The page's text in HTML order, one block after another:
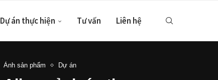
Dự án thực hiện Tư vấn Liên hệ
Ảnh sản phẩm Dự án